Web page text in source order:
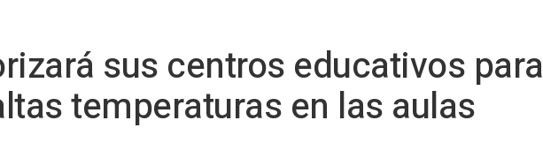
sus centros educativos para
temperaturas en las aulas